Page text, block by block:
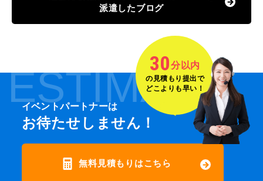
派遣したブログ
ESTIMATE
イベントパートナーは
お待たせしません！
無料見積もりはこちら
30分以内
の見積もり提出で
どこよりも早い！